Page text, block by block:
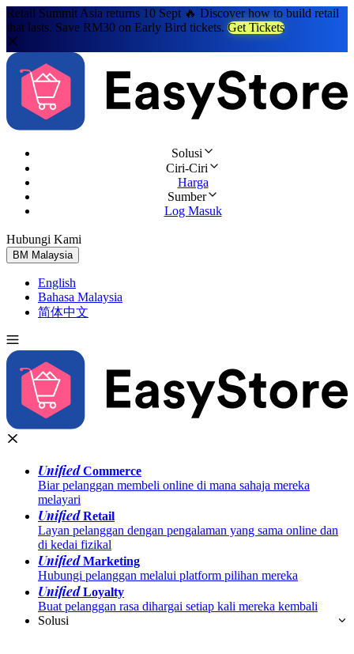
Retail Summit Asia returns 10 Sept 🔥 Discover how to build retail
that lasts. Save RM30 on Early Bird tickets. Get Tickets
Solusi
Ciri-Ciri
Harga
Sumber
Log Masuk
Hubungi Kami
BM Malaysia
English
Bahasa Malaysia
简体中文
UnifiedCommerce
Biar pelanggan membeli online di mana sahaja mereka
melayari
UnifiedRetail
Layan pelanggan dengan pengalaman yang sama online dan
di kedai fizikal
UnifiedMarketing
Hubungi pelanggan melalui platform pilihan mereka
UnifiedLoyalty
Buat pelanggan rasa dihargai setiap kali mereka kembali
Solusi